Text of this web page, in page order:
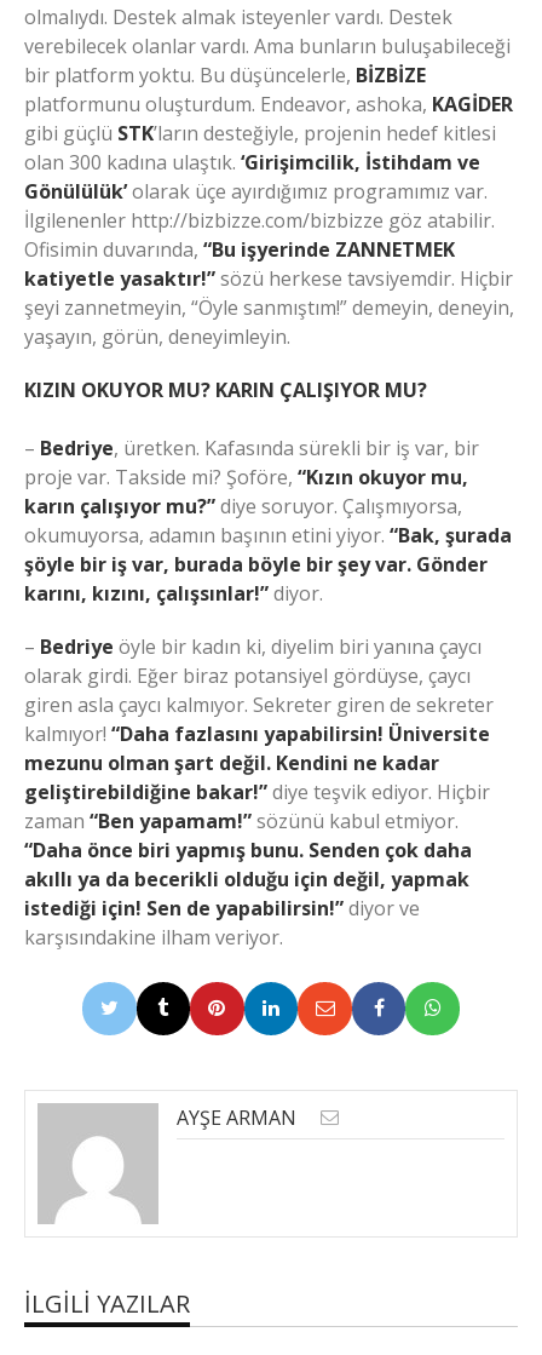
olmalıydı. Destek almak isteyenler vardı. Destek
verebilecek olanlar vardı. Ama bunların buluşabileceği
bir platform yoktu. Bu düşüncelerle, BİZBİZE
platformunu oluşturdum. Endeavor, ashoka, KAGİDER
gibi güçlü STK’ların desteğiyle, projenin hedef kitlesi
olan 300 kadına ulaştık. ‘Girişimcilik, İstihdam ve
Gönülülük’olarak üçe ayırdığımız programımız var.
İlgilenenler http://bizbizze.com/bizbizze göz atabilir.
Ofisimin duvarında, “Bu işyerinde ZANNETMEK
katiyetle yasaktır!”sözü herkese tavsiyemdir. Hiçbir
şeyi zannetmeyin, “Öyle sanmıştım!” demeyin, deneyin,
yaşayın, görün, deneyimleyin.
KIZIN OKUYOR MU? KARIN ÇALIŞIYOR MU?
– Bedriye, üretken. Kafasında sürekli bir iş var, bir
proje var. Takside mi? Şoföre, “Kızın okuyor mu,
karın çalışıyor mu?”diye soruyor. Çalışmıyorsa,
okumuyorsa, adamın başının etini yiyor. “Bak, şurada
şöyle bir iş var, burada böyle bir şey var. Gönder
karını, kızını, çalışsınlar!”diyor.
– Bedriye öyle bir kadın ki, diyelim biri yanına çaycı
olarak girdi. Eğer biraz potansiyel gördüyse, çaycı
giren asla çaycı kalmıyor. Sekreter giren de sekreter
kalmıyor! “Daha fazlasını yapabilirsin! Üniversite
mezunu olman şart değil. Kendini ne kadar
geliştirebildiğine bakar!”diye teşvik ediyor. Hiçbir
zaman “Ben yapamam!”sözünü kabul etmiyor.
“Daha önce biri yapmış bunu. Senden çok daha
akıllı ya da becerikli olduğu için değil, yapmak
istediği için! Sen de yapabilirsin!”diyor ve
karşısındakine ilham veriyor.
AYŞE ARMAN
İLGILI YAZILAR